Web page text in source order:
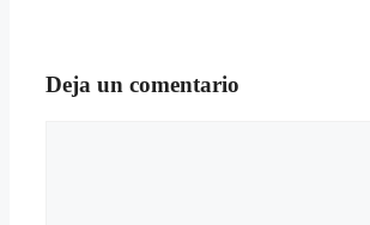
Deja un comentario